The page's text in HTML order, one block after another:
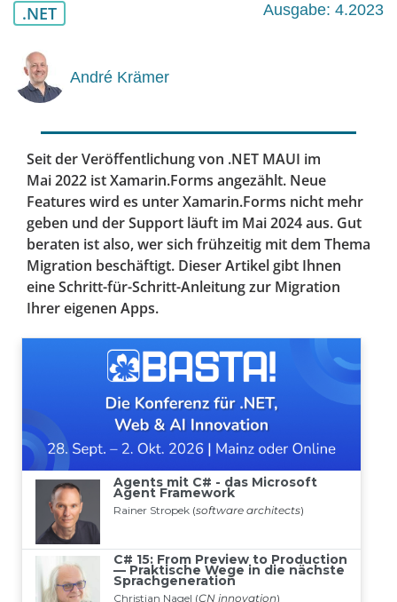
.NET Ausgabe: 4.2023
André Krämer
Seit der Veröffentlichung von .NET MAUI im
Mai 2022 ist Xamarin.Forms angezählt. Neue
Features wird es unter Xamarin.Forms nicht mehr
geben und der Support läuft im Mai 2024 aus. Gut
beraten ist also, wer sich frühzeitig mit dem Thema
Migration beschäftigt. Dieser Artikel gibt Ihnen
eine Schritt-für-Schritt-Anleitung zur Migration
Ihrer eigenen Apps.